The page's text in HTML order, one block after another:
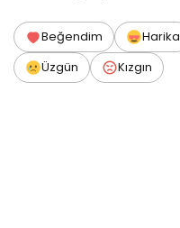
Beğendim Harika
Üzgün
Kızgın